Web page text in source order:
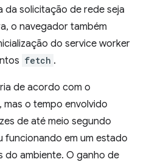
da solicitação de rede seja
o navegador também
do service worker
fetch .
de acordo com o
o tempo envolvido
de até meio segundo
funcionando em um estado
do ambiente. O ganho de